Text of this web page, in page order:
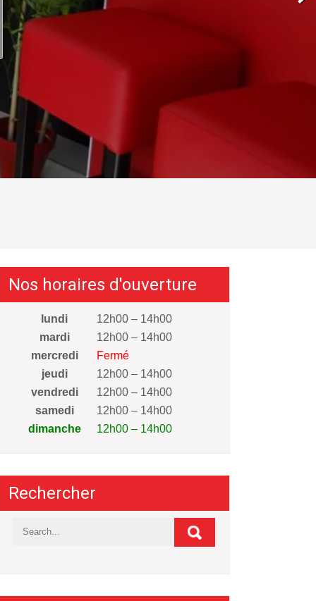
Nos horaires d'ouverture
lundi
12h00 – 14h00
mardi
12h00 – 14h00
mercredi
Fermé
jeudi
12h00 – 14h00
vendredi
12h00 – 14h00
samedi
12h00 – 14h00
dimanche
12h00 – 14h00
Rechercher